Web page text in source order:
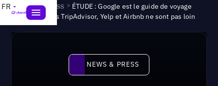
FR News & Press > ÉTUDE : Google est le guide de voyage
local n° 1, mais TripAdvisor, Yelp et Airbnb ne sont pas loin
News & Press
NEWS & PRESS